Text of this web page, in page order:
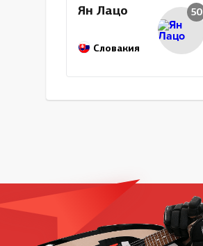
Ян Лацо
Словакия
50